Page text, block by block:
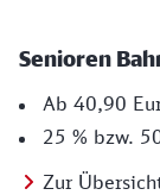
Senioren
Ab 40,90
25 % bzw.
Zur